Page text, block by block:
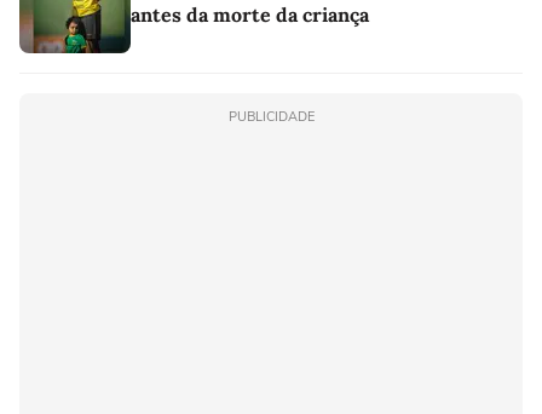
antes da morte da criança
PUBLICIDADE